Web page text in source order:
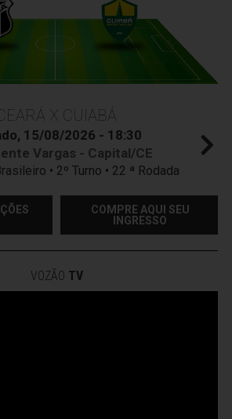
X CUIABÁ
15/08/2026 - 18:30
Vargas - Capital/CE
• 2º Turno • 22 ª Rodada
COMPRE AQUI SEU
INGRESSO
VOZÃO TV